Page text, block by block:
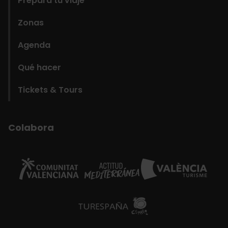
Zonas
Agenda
Qué hacer
Tickets & Tours
Colabora